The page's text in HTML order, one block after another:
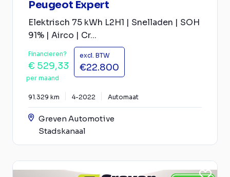
Peugeot Expert
Elektrisch 75 kWh L2H1 | Snelladen | SOH
91% | Airco | Cr...
Financieren?
€ 529,33
per maand
excl. BTW
€22.800
91.329 km 4-2022 Automaat
Greven Automotive
Stadskanaal